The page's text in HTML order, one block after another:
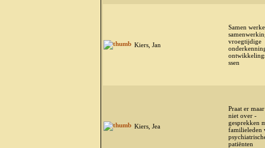
Kiers, Jan
Samen
vroegtijdige
ssen
Kiers, Jea
Praat er
niet over -
gesprekken
familieleden
patiënten